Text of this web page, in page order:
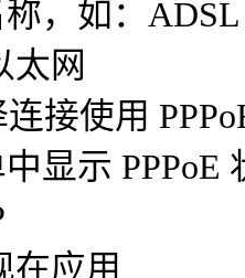
，如：ADSL
网
接使用
显示 PPPoE
应用